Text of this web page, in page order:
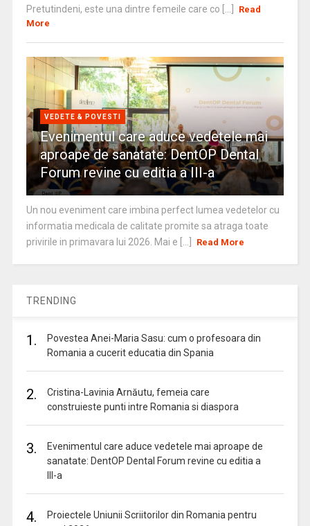
Pretutindeni, este una dintre femeile care co [...]
Read
More
VEDETE & POVESTI
Evenimentul care aduce vedetele mai
aproape de sanatate: DentOP Dental
Forum revine cu editia a III-a
Un nou eveniment care imbina perfect lumea vedetelor cu
informatia medicala de calitate promite sa atraga toate
privirile in primavara lui 2026. Mai e [...]
Read More
TRENDING
1.
Povestea Anei-Maria Sasu: cum o profesoara din
Romania a cucerit educatia din Spania
2.
Cristina-Lavinia Arnăutu, femeia care
construieste punti intre Romania si diaspora
3.
Evenimentul care aduce vedetele mai aproape de
sanatate: DentOP Dental Forum revine cu editia a
III-a
4.
Proiectele Uniunii Scriitorilor din Romania pentru